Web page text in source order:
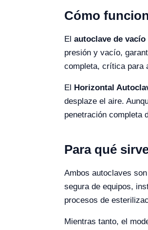
Cómo
El autoclave de
presión y vacío,
completa, crítica para
El Horizontal
desplaze el aire.
penetración completa
Para qué
Ambos autoclaves
segura de equipos,
procesos de
Mientras tanto, el